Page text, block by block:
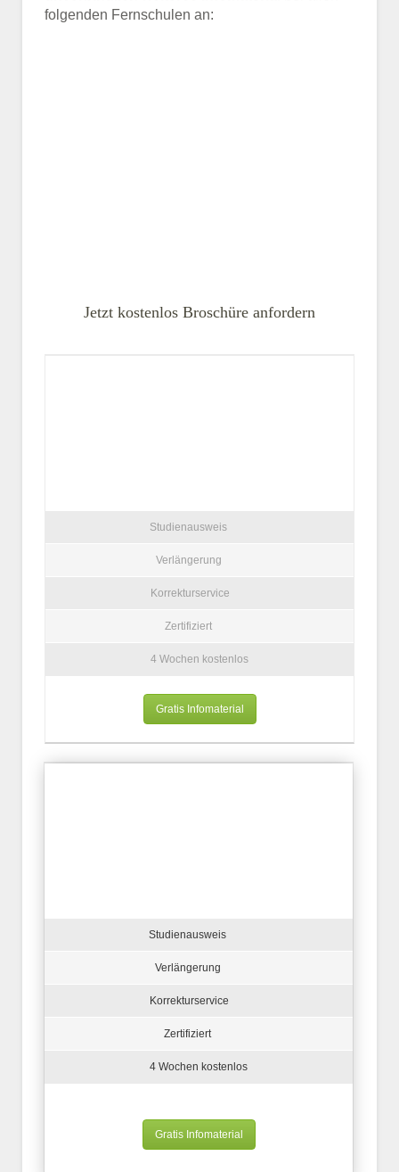
folgenden Fernschulen an:
Jetzt kostenlos Broschüre anfordern
Studienausweis
Verlängerung
Korrekturservice
Zertifiziert
4 Wochen kostenlos
Gratis Infomaterial
Studienausweis
Verlängerung
Korrekturservice
Zertifiziert
4 Wochen kostenlos
Gratis Infomaterial